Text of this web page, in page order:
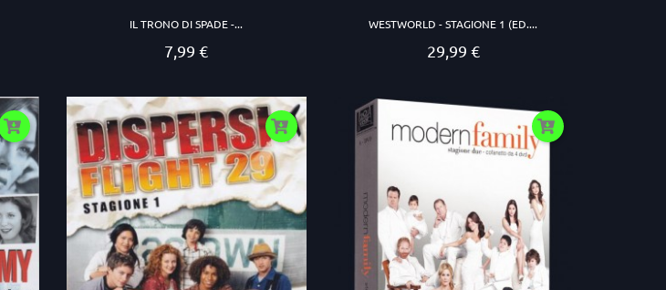
IL TRONO DI SPADE -...
Prezzo
7,99 €
WESTWORLD - STAGIONE 1 (ED....
Prezzo
29,99 €